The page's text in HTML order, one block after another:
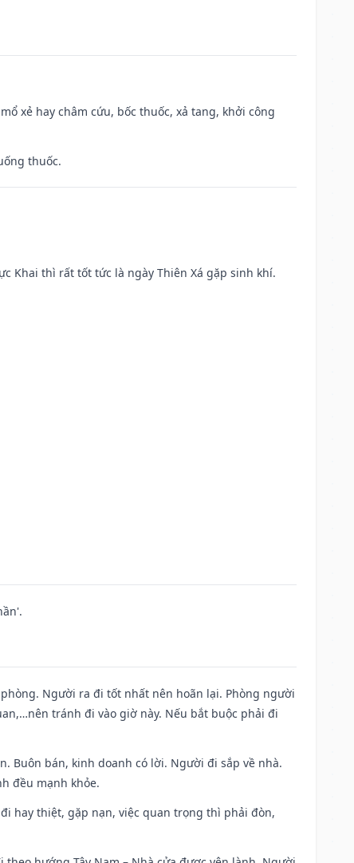
xẻ hay châm cứu, bốc thuốc, xả tang, khởi công
thuốc.
Khai thì rất tốt tức là ngày Thiên Xá gặp sinh khí.
Người ra đi tốt nhất nên hoãn lại. Phòng người
tránh đi vào giờ này. Nếu bắt buộc phải đi
Buôn bán, kinh doanh có lời. Người đi sắp về nhà.
đều mạnh khỏe.
hay thiệt, gặp nạn, việc quan trọng thì phải đòn,